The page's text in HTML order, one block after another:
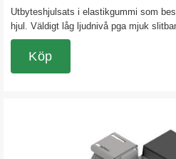
Utbyteshjulsats i elastikgummi som
hjul. Väldigt låg ljudnivå pga mjuk
transport av gods.
Köp